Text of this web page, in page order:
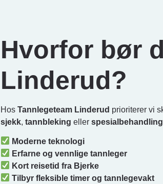
Hvorfor bør
Linderud?
Hos Tannlegeteam Linderud prioriterer vi
sjekk, tannbleking eller spesialbehandling
Moderne teknologi
Erfarne og vennlige tannleger
Kort reisetid fra Bjerke
Tilbyr fleksible timer og tannlegevakt